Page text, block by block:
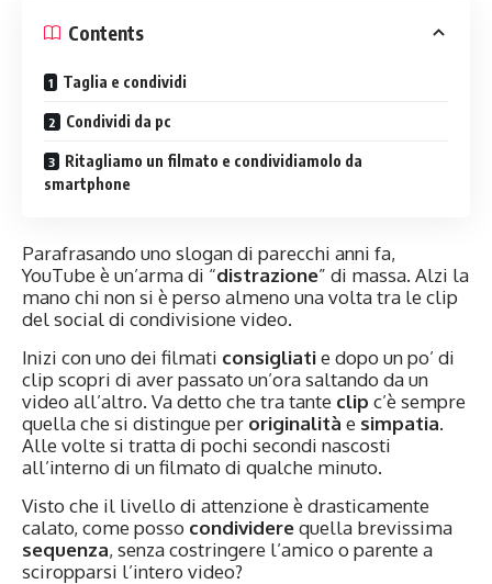
Contents
Taglia e condividi
Condividi da pc
Ritagliamo un filmato e condividiamolo da
smartphone
Parafrasando uno slogan di parecchi anni fa,
YouTube è un’arma di “distrazione” di massa. Alzi la
mano chi non si è perso almeno una volta tra le clip
del social di condivisione video.
Inizi con uno dei filmati consigliatie dopo un po’ di
clip scopri di aver passato un’ora saltando da un
video all’altro. Va detto che tra tante clip c’è sempre
quella che si distingue per originalità e simpatia.
Alle volte si tratta di pochi secondi nascosti
all’interno di un filmato di qualche minuto.
Visto che il livello di attenzione è drasticamente
calato, come posso condividerequella brevissima
sequenza, senza costringere l’amico o parente a
sciropparsi l’intero video?